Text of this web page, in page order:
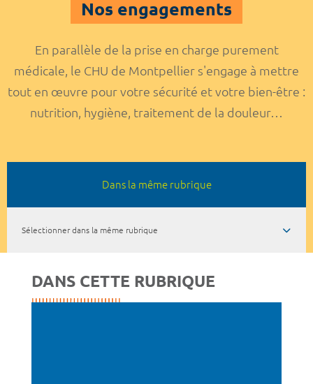
Nos engagements
En parallèle de la prise en charge purement
médicale, le CHU de Montpellier s'engage à mettre
tout en œuvre pour votre sécurité et votre bien-être :
nutrition, hygiène, traitement de la douleur…
Dans la même rubrique
Sélectionner dans la même rubrique
DANS CETTE RUBRIQUE